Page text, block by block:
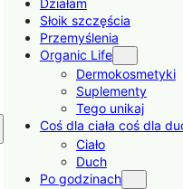
Działam
Słoik szczęścia
Przemyślenia
Organic Life
Dermokosmetyki
Suplementy
Tego unikaj
Coś dla ciała coś dla
Ciało
Duch
Po godzinach